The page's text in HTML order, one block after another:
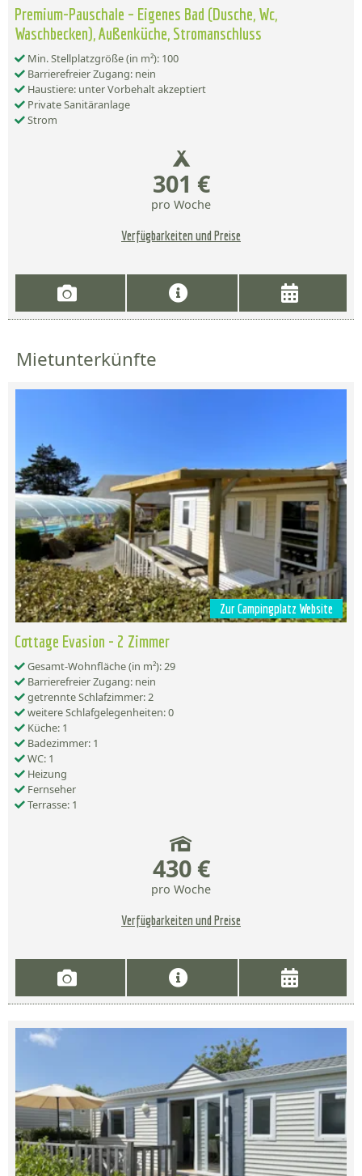
Premium-Pauschale – Eigenes Bad (Dusche, Wc,
Waschbecken), Außenküche, Stromanschluss
Min. Stellplatzgröße (in m²): 100
Barrierefreier Zugang: nein
Haustiere: unter Vorbehalt akzeptiert
Private Sanitäranlage
Strom
301 €
pro Woche
Verfügbarkeiten und Preise
Mietunterkünfte
Zur Campingplatz Website
Cottage Evasion - 2 Zimmer
Gesamt-Wohnfläche (in m²): 29
Barrierefreier Zugang: nein
getrennte Schlafzimmer: 2
weitere Schlafgelegenheiten: 0
Küche: 1
Badezimmer: 1
WC: 1
Heizung
Fernseher
Terrasse: 1
430 €
pro Woche
Verfügbarkeiten und Preise